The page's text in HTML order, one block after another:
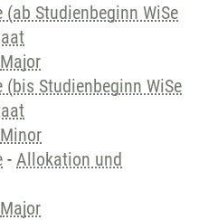
Studienbeginn WiSe
Major
Studienbeginn WiSe
Minor
- Allokation und
Major